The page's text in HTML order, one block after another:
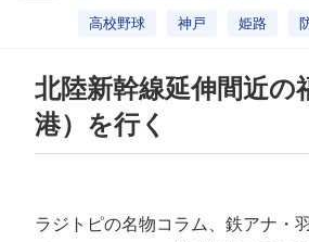
高校野球 神戸 姫路
北陸新幹線延伸間近
港）を行く
ラジトピの名物コラム、鉄アナ・